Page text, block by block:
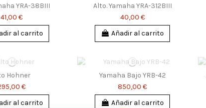
YRA-38BIII
41,00 €
al carrito
Alto. Yamaha YRA-312BIII
40,00 €
Añadir al carrito
Hohner
€
al carrito
Yamaha Bajo YRB-42
850,00 €
Añadir al carrito